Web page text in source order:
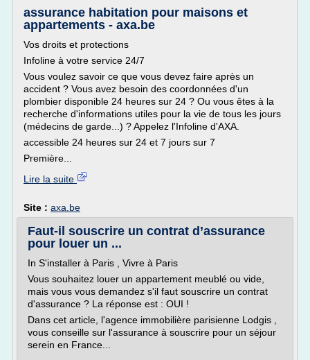
assurance habitation pour maisons et
appartements - axa.be
Vos droits et protections
Infoline à votre service 24/7
Vous voulez savoir ce que vous devez faire après un
accident ? Vous avez besoin des coordonnées d'un
plombier disponible 24 heures sur 24 ? Ou vous êtes à la
recherche d'informations utiles pour la vie de tous les jours
(médecins de garde...) ? Appelez l'Infoline d'AXA.
accessible 24 heures sur 24 et 7 jours sur 7
Première...
Lire la suite
Site : axa.be
Faut-il souscrire un contrat d’assurance
pour louer un ...
In S'installer à Paris , Vivre à Paris
Vous souhaitez louer un appartement meublé ou vide,
mais vous vous demandez s'il faut souscrire un contrat
d'assurance ? La réponse est : OUI !
Dans cet article, l'agence immobilière parisienne Lodgis ,
vous conseille sur l'assurance à souscrire pour un séjour
serein en France...